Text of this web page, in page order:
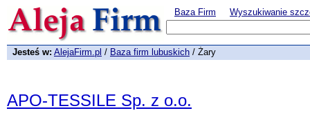
Baza Firm Wyszukiwanie
Jesteś w: AlejaFirm.pl / Baza firm lubuskich / Żary
APO-TESSILE Sp. z o.o.